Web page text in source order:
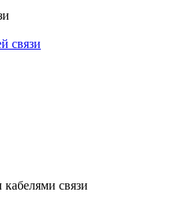
связи
связи